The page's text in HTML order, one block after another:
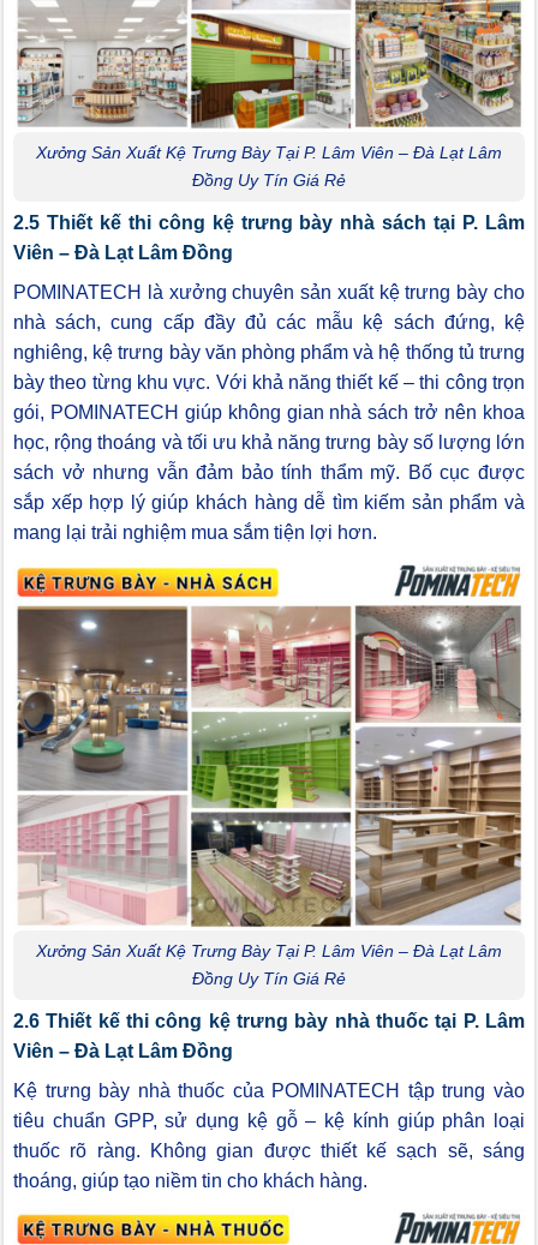
Xưởng Sản Xuất Kệ Trưng Bày Tại P. Lâm Viên – Đà Lạt Lâm
Đồng Uy Tín Giá Rẻ
2.5 Thiết kế thi công kệ trưng bày nhà sách tại P. Lâm
Viên – Đà Lạt Lâm Đồng
POMINATECH là xưởng chuyên sản xuất kệ trưng bày cho
nhà sách, cung cấp đầy đủ các mẫu kệ sách đứng, kệ
nghiêng, kệ trưng bày văn phòng phẩm và hệ thống tủ trưng
bày theo từng khu vực. Với khả năng thiết kế – thi công trọn
gói, POMINATECH giúp không gian nhà sách trở nên khoa
học, rộng thoáng và tối ưu khả năng trưng bày số lượng lớn
sách vở nhưng vẫn đảm bảo tính thẩm mỹ. Bố cục được
sắp xếp hợp lý giúp khách hàng dễ tìm kiếm sản phẩm và
mang lại trải nghiệm mua sắm tiện lợi hơn.
Xưởng Sản Xuất Kệ Trưng Bày Tại P. Lâm Viên – Đà Lạt Lâm
Đồng Uy Tín Giá Rẻ
2.6 Thiết kế thi công kệ trưng bày nhà thuốc tại P. Lâm
Viên – Đà Lạt Lâm Đồng
Kệ trưng bày nhà thuốc của POMINATECH tập trung vào
tiêu chuẩn GPP, sử dụng kệ gỗ – kệ kính giúp phân loại
thuốc rõ ràng. Không gian được thiết kế sạch sẽ, sáng
thoáng, giúp tạo niềm tin cho khách hàng.